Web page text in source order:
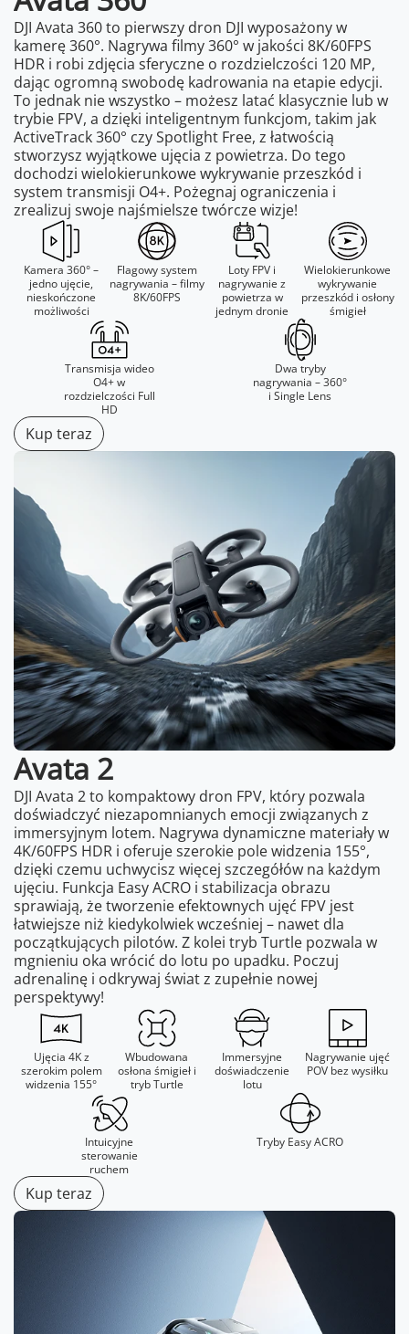
DJI Avata 360 to pierwszy dron DJI wyposażony w
kamerę 360°. Nagrywa filmy 360° w jakości 8K/60FPS
HDR i robi zdjęcia sferyczne o rozdzielczości 120 MP,
dając ogromną swobodę kadrowania na etapie edycji.
To jednak nie wszystko – możesz latać klasycznie lub w
trybie FPV, a dzięki inteligentnym funkcjom, takim jak
ActiveTrack 360° czy Spotlight Free, z łatwością
stworzysz wyjątkowe ujęcia z powietrza. Do tego
dochodzi wielokierunkowe wykrywanie przeszkód i
system transmisji O4+. Pożegnaj ograniczenia i
zrealizuj swoje najśmielsze twórcze wizje!
Kamera 360° –
jedno ujęcie,
nieskończone
możliwości
Flagowy system
nagrywania – filmy
8K/60FPS
Loty FPV i
nagrywanie z
powietrza w
jednym dronie
Wielokierunkowe
wykrywanie
przeszkód i osłony
śmigieł
Transmisja wideo
O4+ w
rozdzielczości Full
HD
Dwa tryby
nagrywania – 360°
i Single Lens
Kup teraz
Avata 2
DJI Avata 2 to kompaktowy dron FPV, który pozwala
doświadczyć niezapomnianych emocji związanych z
immersyjnym lotem. Nagrywa dynamiczne materiały w
4K/60FPS HDR i oferuje szerokie pole widzenia 155°,
dzięki czemu uchwycisz więcej szczegółów na każdym
ujęciu. Funkcja Easy ACRO i stabilizacja obrazu
sprawiają, że tworzenie efektownych ujęć FPV jest
łatwiejsze niż kiedykolwiek wcześniej – nawet dla
początkujących pilotów. Z kolei tryb Turtle pozwala w
mgnieniu oka wrócić do lotu po upadku. Poczuj
adrenalinę i odkrywaj świat z zupełnie nowej
perspektywy!
Ujęcia 4K z
szerokim polem
widzenia 155°
Wbudowana
osłona śmigieł i
tryb Turtle
Immersyjne
doświadczenie
lotu
Nagrywanie ujęć
POV bez wysiłku
Intuicyjne
sterowanie
ruchem
Tryby Easy ACRO
Kup teraz